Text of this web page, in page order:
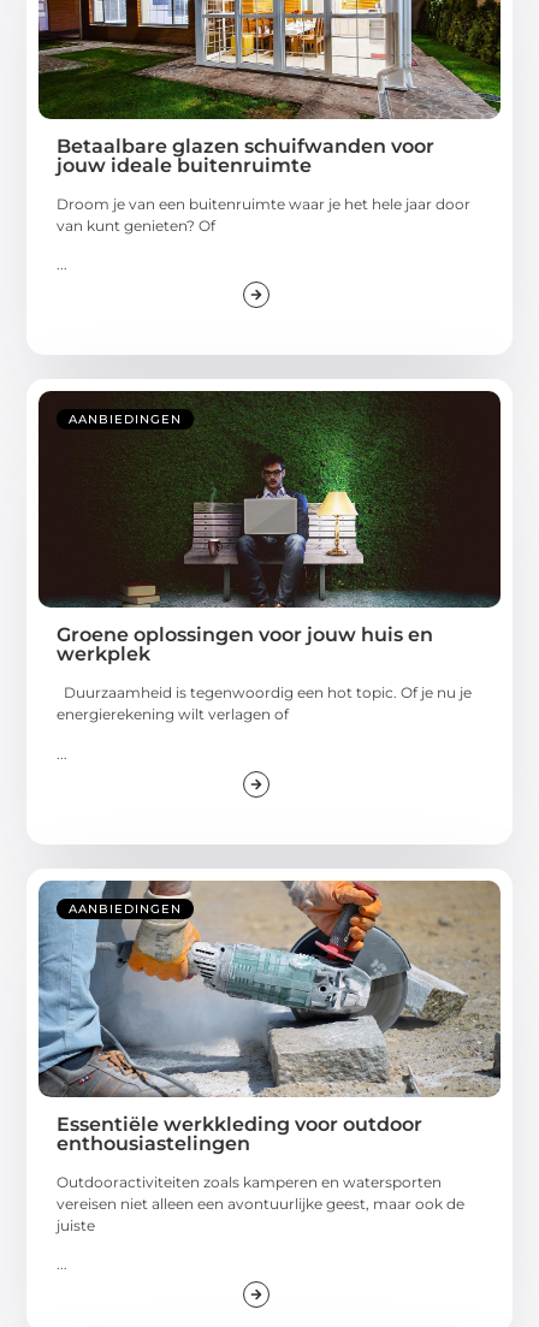
Betaalbare glazen schuifwanden voor
jouw ideale buitenruimte
Droom je van een buitenruimte waar je het hele jaar door
van kunt genieten? Of
...
AANBIEDINGEN
Groene oplossingen voor jouw huis en
werkplek
Duurzaamheid is tegenwoordig een hot topic. Of je nu je
energierekening wilt verlagen of
AANBIEDINGEN
Essentiële werkkleding voor outdoor
enthousiastelingen
Outdooractiviteiten zoals kamperen en watersporten
vereisen niet alleen een avontuurlijke geest, maar ook de
juiste